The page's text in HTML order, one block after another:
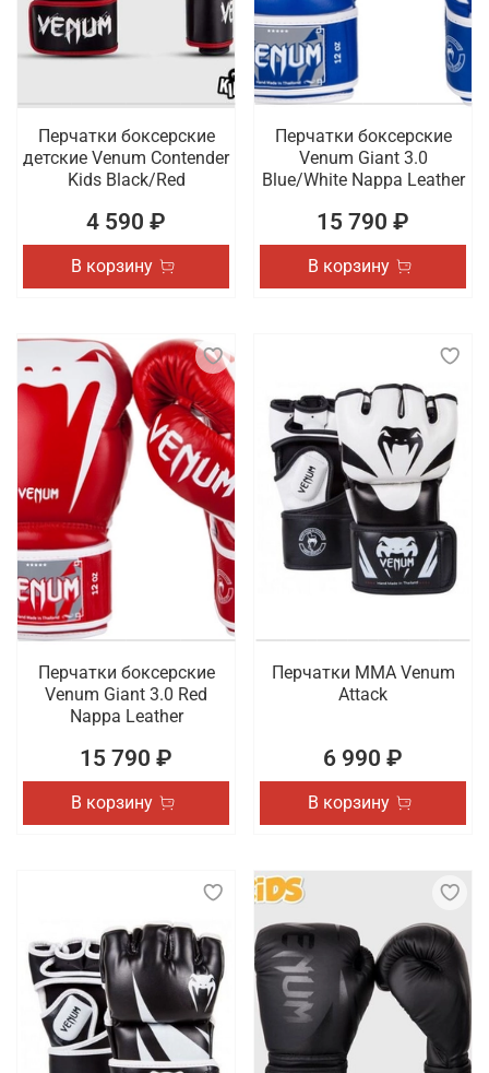
Перчатки боксерские
детские Venum Contender
Kids Black/Red
4 590 ₽
В корзину
Перчатки боксерские
Venum Giant 3.0
Blue/White Nappa Leather
15 790 ₽
В корзину
Перчатки боксерские
Venum Giant 3.0 Red
Nappa Leather
15 790 ₽
В корзину
Перчатки ММА Venum
Attack
6 990 ₽
В корзину